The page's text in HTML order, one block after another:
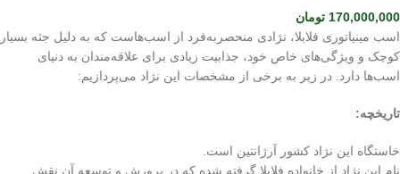
170,000,000 تومان
اسب مینیاتوری فلابلا، نژادی منحصربه‌فرد از اسب‌هاست که به دلیل جثه بسیار
کوچک و ویژگی‌های خاص خود، جذابیت زیادی برای علاقه‌مندان به دنیای
اسب‌ها دارد. در زیر به برخی از مشخصات این نژاد می‌پردازیم:
تاریخچه:
خاستگاه این نژاد کشور آرژانتین است.
نام این نژاد از خانواده فلابلا گرفته شده که در پرورش و توسعه آن نقش